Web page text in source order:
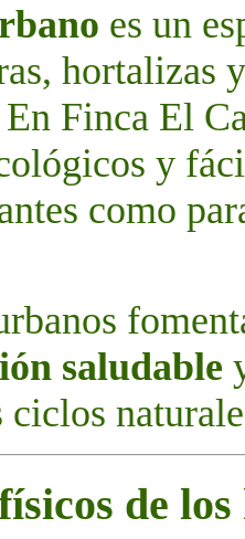
es un
hortalizas
Finca El
y
como
saludable
de